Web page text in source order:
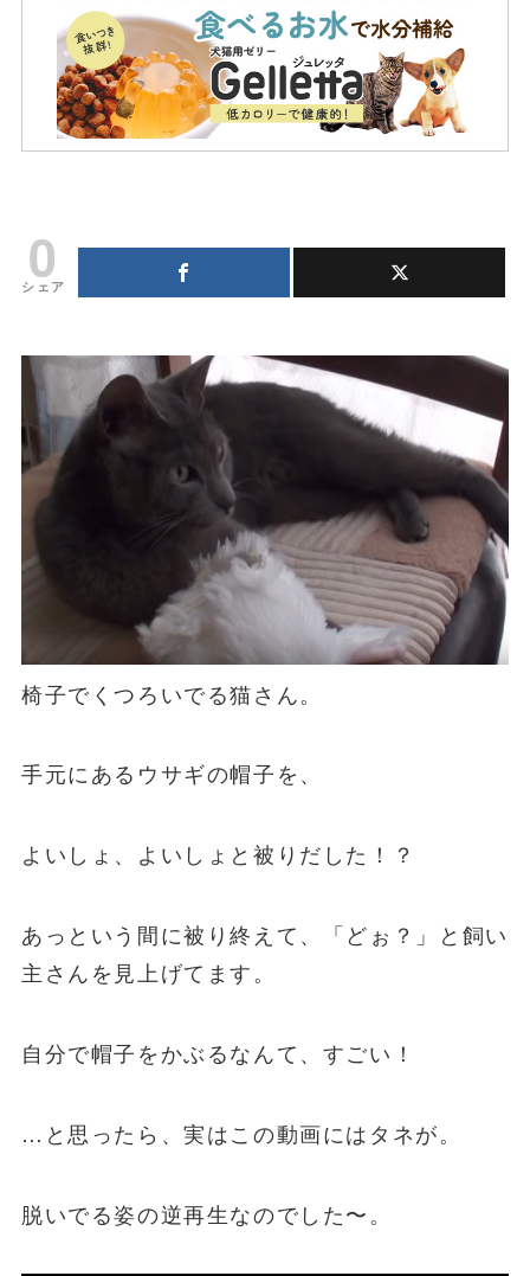
0
シェア
椅子でくつろいでる猫さん。
手元にあるウサギの帽子を、
よいしょ、よいしょと被りだした！？
あっという間に被り終えて、「どぉ？」と飼い
主さんを見上げてます。
自分で帽子をかぶるなんて、すごい！
…と思ったら、実はこの動画にはタネが。
脱いでる姿の逆再生なのでした〜。